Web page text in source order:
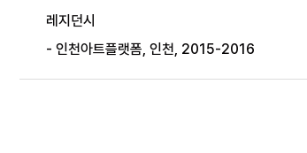
레지던시
- 인천아트플랫폼, 인천, 2015-2016